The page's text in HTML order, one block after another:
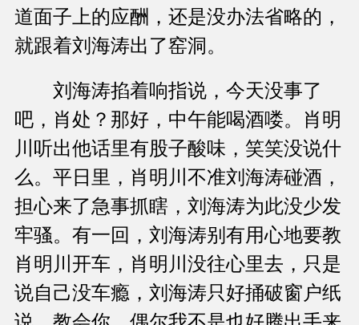
道面子上的应酬，还是没办法省略的，
就跟着刘海涛出了窑洞。
刘海涛掐着响指说，今天没事了
吧，肖处？那好，中午能喝酒喽。肖明
川听出他话里有股子酸味，笑笑没说什
么。平日里，肖明川不准刘海涛碰酒，
担心来了急事抓瞎，刘海涛为此没少发
牢骚。有一回，刘海涛别有用心地要教
肖明川开车，肖明川没往心里去，只是
说自己没车瘾，刘海涛只好捅破窗户纸